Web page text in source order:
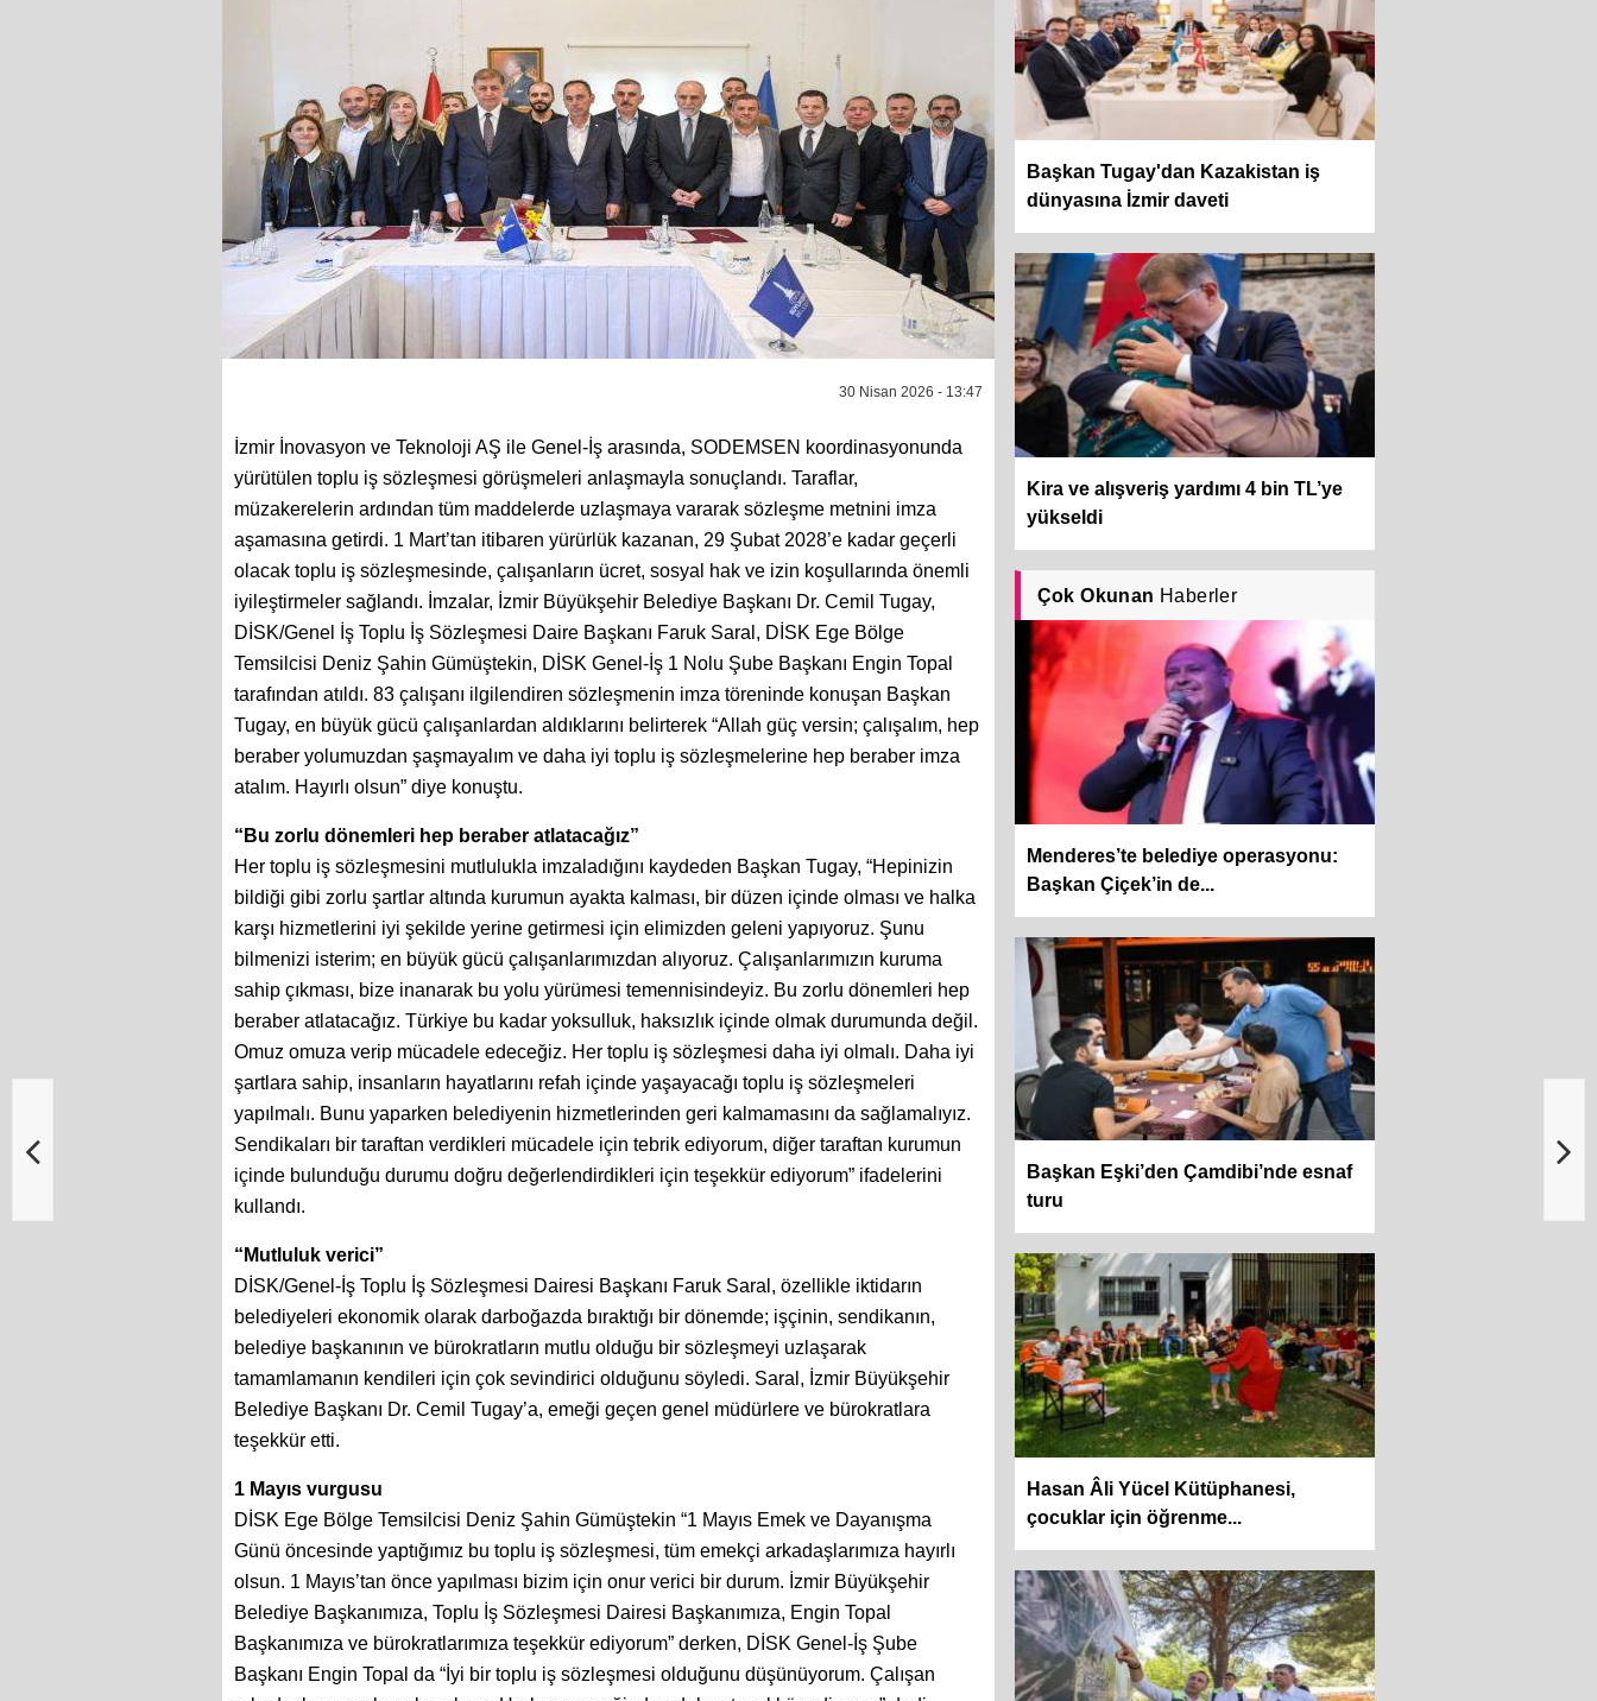
30 Nisan 2026 - 13:47
İzmir İnovasyon ve Teknoloji AŞ ile Genel-İş arasında, SODEMSEN koordinasyonunda
yürütülen toplu iş sözleşmesi görüşmeleri anlaşmayla sonuçlandı. Taraflar,
müzakerelerin ardından tüm maddelerde uzlaşmaya vararak sözleşme metnini imza
aşamasına getirdi. 1 Mart’tan itibaren yürürlük kazanan, 29 Şubat 2028’e kadar geçerli
olacak toplu iş sözleşmesinde, çalışanların ücret, sosyal hak ve izin koşullarında önemli
iyileştirmeler sağlandı. İmzalar, İzmir Büyükşehir Belediye Başkanı Dr. Cemil Tugay,
DİSK/Genel İş Toplu İş Sözleşmesi Daire Başkanı Faruk Saral, DİSK Ege Bölge
Temsilcisi Deniz Şahin Gümüştekin, DİSK Genel-İş 1 Nolu Şube Başkanı Engin Topal
tarafından atıldı. 83 çalışanı ilgilendiren sözleşmenin imza töreninde konuşan Başkan
Tugay, en büyük gücü çalışanlardan aldıklarını belirterek “Allah güç versin; çalışalım, hep
beraber yolumuzdan şaşmayalım ve daha iyi toplu iş sözleşmelerine hep beraber imza
atalım. Hayırlı olsun” diye konuştu.
“Bu zorlu dönemleri hep beraber atlatacağız”
Her toplu iş sözleşmesini mutlulukla imzaladığını kaydeden Başkan Tugay, “Hepinizin
bildiği gibi zorlu şartlar altında kurumun ayakta kalması, bir düzen içinde olması ve halka
karşı hizmetlerini iyi şekilde yerine getirmesi için elimizden geleni yapıyoruz. Şunu
bilmenizi isterim; en büyük gücü çalışanlarımızdan alıyoruz. Çalışanlarımızın kuruma
sahip çıkması, bize inanarak bu yolu yürümesi temennisindeyiz. Bu zorlu dönemleri hep
beraber atlatacağız. Türkiye bu kadar yoksulluk, haksızlık içinde olmak durumunda değil.
Omuz omuza verip mücadele edeceğiz. Her toplu iş sözleşmesi daha iyi olmalı. Daha iyi
şartlara sahip, insanların hayatlarını refah içinde yaşayacağı toplu iş sözleşmeleri
yapılmalı. Bunu yaparken belediyenin hizmetlerinden geri kalmamasını da sağlamalıyız.
Sendikaları bir taraftan verdikleri mücadele için tebrik ediyorum, diğer taraftan kurumun
içinde bulunduğu durumu doğru değerlendirdikleri için teşekkür ediyorum” ifadelerini
kullandı.
“Mutluluk verici”
DİSK/Genel-İş Toplu İş Sözleşmesi Dairesi Başkanı Faruk Saral, özellikle iktidarın
belediyeleri ekonomik olarak darboğazda bıraktığı bir dönemde; işçinin, sendikanın,
belediye başkanının ve bürokratların mutlu olduğu bir sözleşmeyi uzlaşarak
tamamlamanın kendileri için çok sevindirici olduğunu söyledi. Saral, İzmir Büyükşehir
Belediye Başkanı Dr. Cemil Tugay’a, emeği geçen genel müdürlere ve bürokratlara
teşekkür etti.
1 Mayıs vurgusu
DİSK Ege Bölge Temsilcisi Deniz Şahin Gümüştekin “1 Mayıs Emek ve Dayanışma
Günü öncesinde yaptığımız bu toplu iş sözleşmesi, tüm emekçi arkadaşlarımıza hayırlı
olsun. 1 Mayıs’tan önce yapılması bizim için onur verici bir durum. İzmir Büyükşehir
Belediye Başkanımıza, Toplu İş Sözleşmesi Dairesi Başkanımıza, Engin Topal
Başkanımıza ve bürokratlarımıza teşekkür ediyorum” derken, DİSK Genel-İş Şube
Başkanı Engin Topal da “İyi bir toplu iş sözleşmesi olduğunu düşünüyorum. Çalışan
Başkan Tugay'dan Kazakistan iş
dünyasına İzmir daveti
Kira ve alışveriş yardımı 4 bin TL’ye
yükseldi
Çok Okunan Haberler
Menderes’te belediye operasyonu:
Başkan Çiçek’in de...
Başkan Eşki’den Çamdibi’nde esnaf
turu
Hasan Âli Yücel Kütüphanesi,
çocuklar için öğrenme...